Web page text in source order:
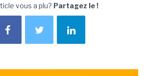
vous a plu? Partagez le !